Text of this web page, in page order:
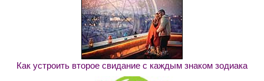
Как устроить второе свидание с каждым знаком зодиака